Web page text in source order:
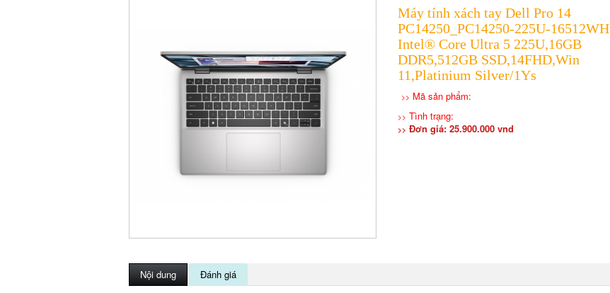
Máy tính xách tay Dell Pro 14
PC14250_PC14250-225U-16512WH
Intel® Core Ultra 5 225U,16GB
DDR5,512GB SSD,14FHD,Win
11,Platinium Silver/1Ys
>> Mã sản phẩm:
>> Tình trạng:
>> Đơn giá: 25.900.000 vnd
Nội dung Đánh giá